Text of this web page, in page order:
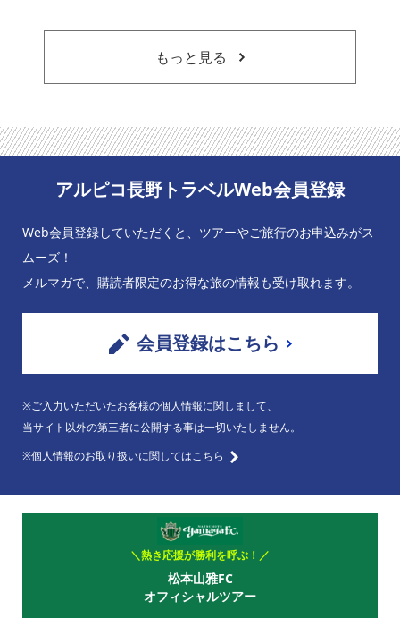
もっと見る
アルピコ長野トラベルWeb会員登録
Web会員登録していただくと、ツアーやご旅行のお申込みがス
ムーズ！
メルマガで、購読者限定のお得な旅の情報も受け取れます。
会員登録はこちら
※ご入力いただいたお客様の個人情報に関しまして、
当サイト以外の第三者に公開する事は一切いたしません。
※個人情報のお取り扱いに関してはこちら
＼熱き応援が勝利を呼ぶ！／
松本山雅FC
オフィシャルツアー